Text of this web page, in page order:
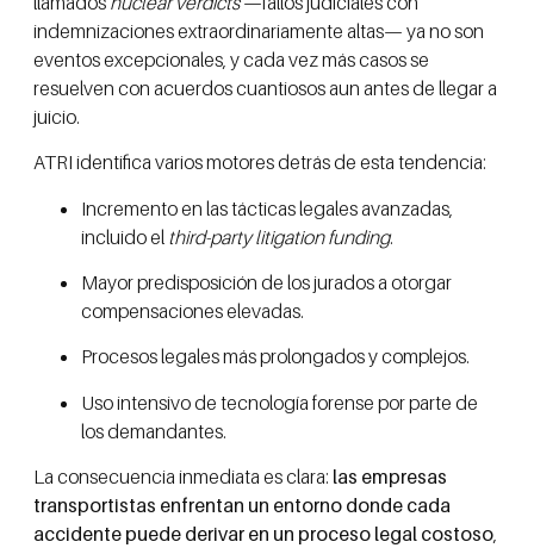
indemnizaciones extraordinariamente altas— ya no son
eventos excepcionales, y cada vez más casos se
resuelven con acuerdos cuantiosos aun antes de llegar a
juicio.
ATRI identifica varios motores detrás de esta tendencia:
Incremento en las tácticas legales avanzadas,
incluido el third-party litigation funding.
Mayor predisposición de los jurados a otorgar
compensaciones elevadas.
Procesos legales más prolongados y complejos.
Uso intensivo de tecnología forense por parte de
los demandantes.
La consecuencia inmediata es clara: las empresas
transportistas enfrentan un entorno donde cada
accidente puede derivar en un proceso legal costoso,